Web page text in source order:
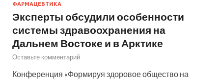
ФАРМАЦЕВТИКА
Эксперты обсудили особенности
системы здравоохранения на
Дальнем Востоке и в Арктике
Оставьте комментарий
Конференция «Формируя здоровое общество на